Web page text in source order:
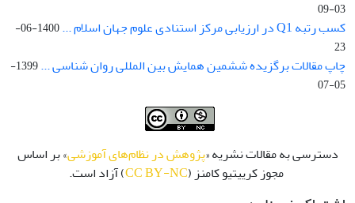
03-09
کسب رتبه Q1 در ارزیابی مرکز استنادی علوم جهان اسلام ...
1400-06-
23
چاپ مقالات برگزیده ششمین همایش بین المللی روان شناسی ...
1399-
05-07
دسترسی به مقالات نشریه «پژوهش در نظام‌های آموزشی» بر اساس
مجوز کرییتیو کامنز (CC BY-NC) آزاد است.